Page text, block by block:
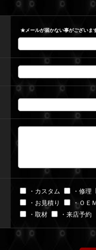
★メールが届かない事がございま
・カスタム ・修理
・お見積り
・ＯＥ
・取材
・来店予約